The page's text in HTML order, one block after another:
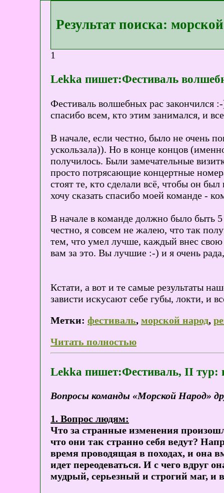
Результат поиска:
1
Lekka пишет:Фестиваль
Фестиваль волшебных рас закончился
спасибо всем, кто этим занимался, и
В начале, если честно, было не очень
ускользала)). Но в конце концов
получилось. Были замечательные
просто потрясающие концертные
стоят те, кто сделали всё, чтобы он
хочу сказать спасибо моей команде -
В начале в команде должно было быть
честно, я совсем не жалею, что так
тем, что умел лучше, каждый внес
вам за это. Вы лучшие :-) и я очень
Кстати, а вот и те самые результаты
зависти искусают себе губы, локти, и
Метки: фестиваль, морской народ,
Читать полностью
Lekka пишет:Фестиваль, II тур:
Вопросы команды «Морской Народ»
1. Вопрос людям:
Что за странные изменения
что они так странно себя ведут?
время проводящая в походах, и она
идет переодеваться. И с чего вдруг
мудрый, серьезный и строгий маг, и